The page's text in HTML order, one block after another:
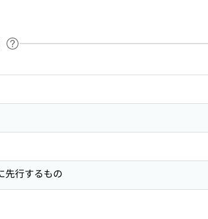
ヘルプページへのリンク
ドで目次内を検索
先行するもの